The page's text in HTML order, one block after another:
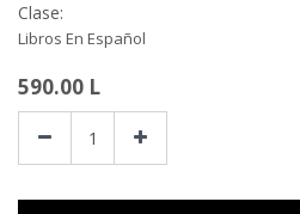
Clase:
Libros En Español
590.00 L